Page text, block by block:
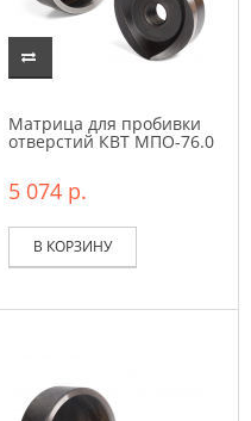
Матрица для пробивки
отверстий КВТ МПО-76.0
5 074 р.
В КОРЗИНУ